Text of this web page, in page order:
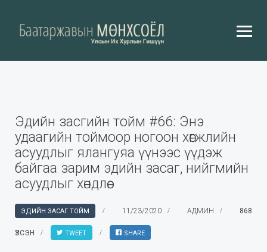
Эдийн засгийн тойм #66: Энэ
удаагийн тоймоор ногоон хөгжлийн
асуудлыг ялангуяа үүнээс үүдэж
байгаа зарим эдийн засаг, нийгмийн
асуудлыг хөндлөө.
ЭДИЙН ЗАСАГ ТОЙМ 11/23/2020 АДМИН 868
ҮЗСЭН TWEET SHARE